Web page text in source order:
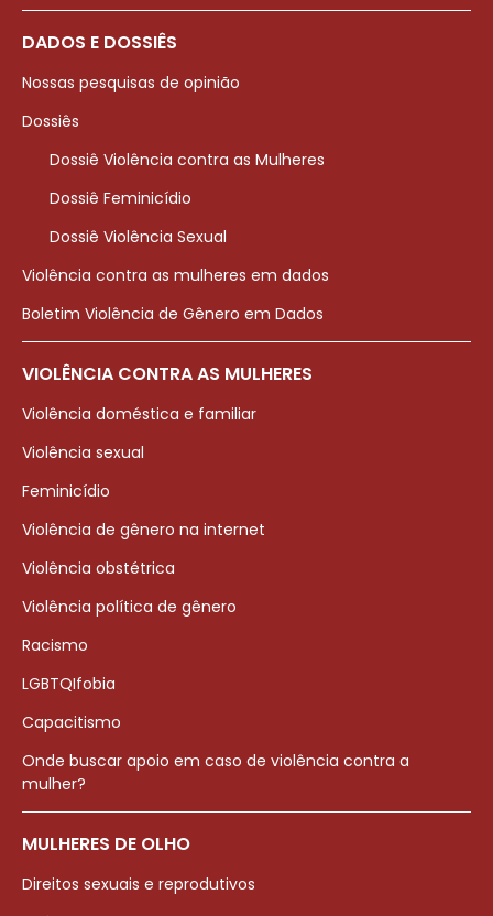
DADOS E DOSSIÊS
Nossas pesquisas de opinião
Dossiês
Dossiê Violência contra as Mulheres
Dossiê Feminicídio
Dossiê Violência Sexual
Violência contra as mulheres em dados
Boletim Violência de Gênero em Dados
VIOLÊNCIA CONTRA AS MULHERES
Violência doméstica e familiar
Violência sexual
Feminicídio
Violência de gênero na internet
Violência obstétrica
Violência política de gênero
Racismo
LGBTQIfobia
Capacitismo
Onde buscar apoio em caso de violência contra a
mulher?
MULHERES DE OLHO
Direitos sexuais e reprodutivos